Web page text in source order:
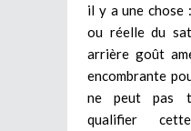
il y a une chose
ou réelle du
arrière goût
encombrante
ne peut pas
qualifier